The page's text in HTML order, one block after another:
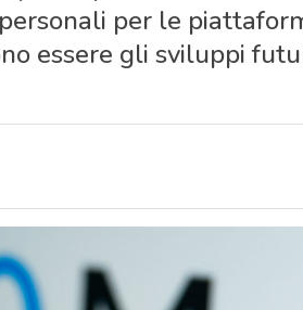
per le
essere gli sviluppi